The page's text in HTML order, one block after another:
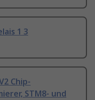
1 3
Chip-
STM8- und